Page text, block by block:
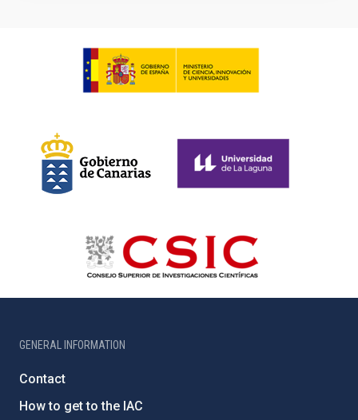
GENERAL INFORMATION
Contact
How to get to the IAC